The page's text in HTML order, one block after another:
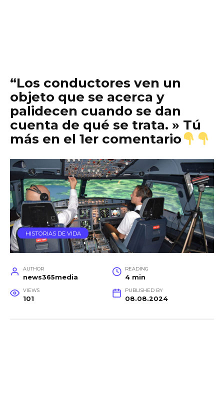
“Los conductores ven un
objeto que se acerca y
palidecen cuando se dan
cuenta de qué se trata. » Tú
más en el 1er comentario
HISTORIAS DE VIDA
AUTHOR
news365media
READING
4 min
VIEWS
101
PUBLISHED BY
08.08.2024